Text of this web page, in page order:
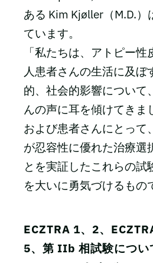
ある Kim Kjøller（M.D.）
ています。
「私たちは、アトピー
人患者さんの生活に及ぼ
的、社会的影響について
んの声に耳を傾けてきま
および患者さんにとって
が忍容性に優れた治療選
とを実証したこれらの試
を大いに勇気づけるもの
ECZTRA 1、2、
5、第 IIb 相試験につい